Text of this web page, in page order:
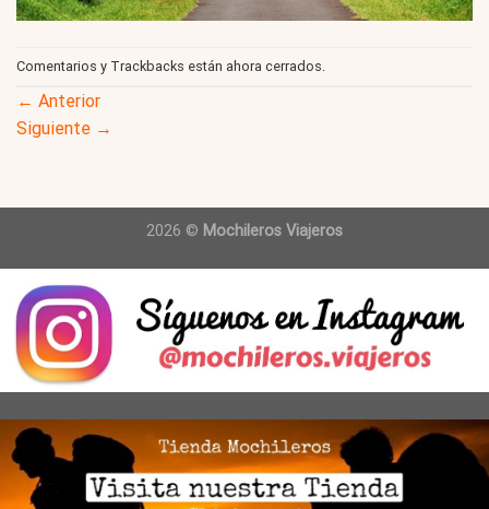
Comentarios y Trackbacks están ahora cerrados.
← Anterior
Siguiente →
2026 © Mochileros Viajeros